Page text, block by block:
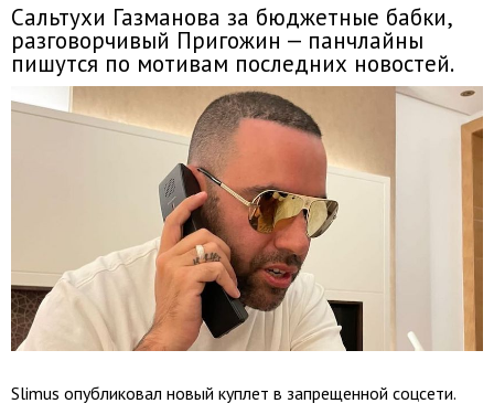
Сальтухи Газманова за бюджетные бабки,
разговорчивый Пригожин — панчлайны
пишутся по мотивам последних новостей.
Slimus опубликовал новый куплет в запрещенной соцсети.